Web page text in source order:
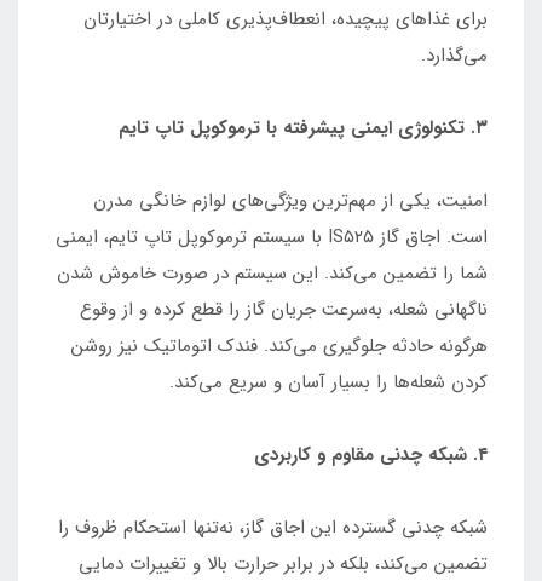
برای غذاهای پیچیده، انعطاف‌پذیری کاملی در اختیارتان
می‌گذارد.
۳. تکنولوژی ایمنی پیشرفته با ترموکوپل تاپ تایم
امنیت، یکی از مهم‌ترین ویژگی‌های لوازم خانگی مدرن
است. اجاق گاز IS۵۲۵ با سیستم ترموکوپل تاپ تایم، ایمنی
شما را تضمین می‌کند. این سیستم در صورت خاموش شدن
ناگهانی شعله، به‌سرعت جریان گاز را قطع کرده و از وقوع
هرگونه حادثه جلوگیری می‌کند. فندک اتوماتیک نیز روشن
کردن شعله‌ها را بسیار آسان و سریع می‌کند.
۴. شبکه چدنی مقاوم و کاربردی
شبکه چدنی گسترده این اجاق گاز، نه‌تنها استحکام ظروف را
تضمین می‌کند، بلکه در برابر حرارت بالا و تغییرات دمایی